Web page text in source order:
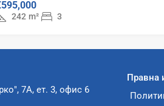
242 m² 3
7А, ет. 3, офис 6
Правна